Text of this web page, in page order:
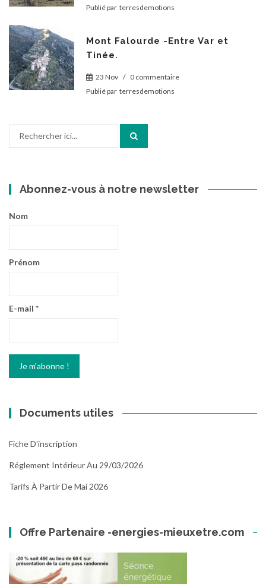
Publié par terresdemotions
Mont Falourde -Entre Var et
Tinée.
23 Nov / 0 commentaire
Publié par terresdemotions
Abonnez-vous à notre newsletter
Nom
Prénom
E-mail *
Documents utiles
Fiche D'inscription
Réglement Intérieur Au 29/03/2026
Tarifs À Partir De Mai 2026
Offre Partenaire -energies-mieuxetre.com